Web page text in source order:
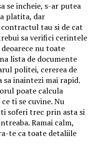
se incheie, s-ar putea
platita, dar
contractul tau si de cat
sa verifici cerintele
nu toate
lista de documente
politei, cererea de
inaintezi mai rapid.
poate calcula
ti se cuvine. Nu
soferi trec prin asta si
Ramai calm,
te ca toate detaliile